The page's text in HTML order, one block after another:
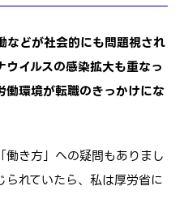
どが社会的にも問題視され
イルスの感染拡大も重なっ
働環境が転職のきっかけにな
き方」への疑問もありまし
れていたら、私は厚労省に